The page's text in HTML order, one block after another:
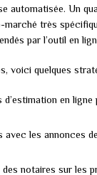
automatisée. Un
très
par l’outil en
voici quelques
en ligne
les annonces
notaires sur les